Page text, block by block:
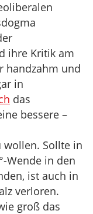
ihre Kritik am
handzahm und
in
das
bessere –
wollen. Sollte in
Wende in den
ist auch in
verloren.
groß das